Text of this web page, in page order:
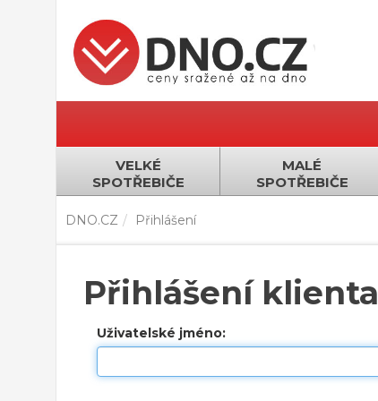
VELKÉ
SPOTŘEBIČE
MALÉ
SPOTŘEBIČE
DNO.CZ Přihlášení
Přihlášení klienta
Uživatelské jméno: